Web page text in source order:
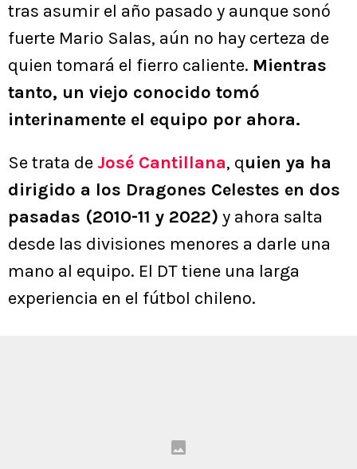
tras asumir el año pasado y aunque sonó
fuerte Mario Salas, aún no hay certeza de
quien tomará el fierro caliente. Mientras
tanto, un viejo conocido tomó
interinamente el equipo por ahora.
Se trata de José Cantillana, quien ya ha
dirigido a los Dragones Celestes en dos
pasadas (2010-11 y 2022) y ahora salta
desde las divisiones menores a darle una
mano al equipo. El DT tiene una larga
experiencia en el fútbol chileno.